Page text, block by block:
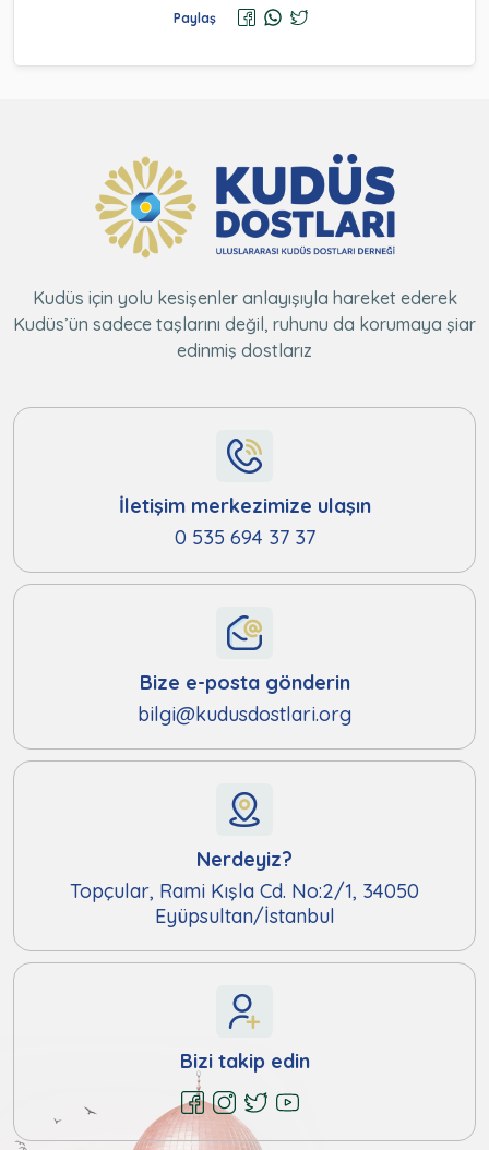
Paylaş
Kudüs için yolu kesişenler anlayışıyla hareket ederek
Kudüs’ün sadece taşlarını değil, ruhunu da korumaya şiar
edinmiş dostlarız
İletişim merkezimize ulaşın
0 535 694 37 37
Bize e-posta gönderin
bilgi@kudusdostlari.org
Nerdeyiz?
Topçular, Rami Kışla Cd. No:2/1, 34050
Eyüpsultan/İstanbul
Bizi takip edin